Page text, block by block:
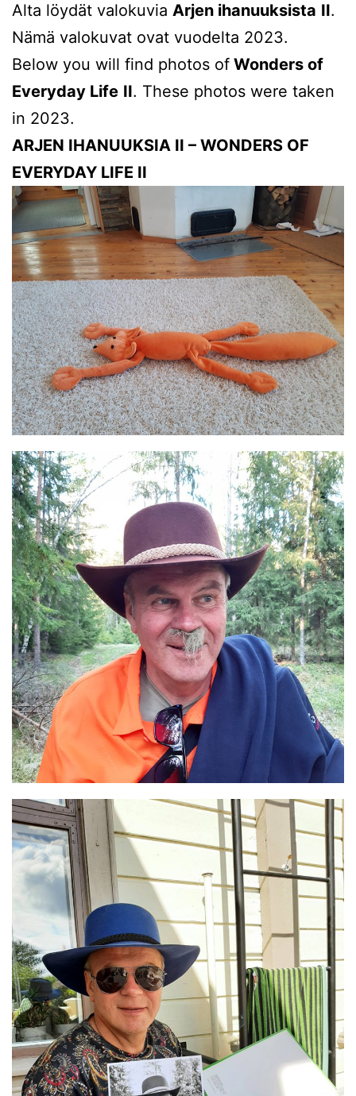
Alta löydät valokuvia Arjen ihanuuksista II.
Nämä valokuvat ovat vuodelta 2023.
Below you will find photos of Wonders of
Everyday Life II. These photos were taken
in 2023.
ARJEN IHANUUKSIA II – WONDERS OF
EVERYDAY LIFE II